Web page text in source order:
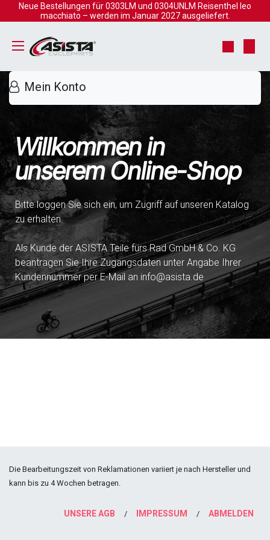
Zum Inhalt springen
Neue Bestellungen für 0303LM und 0304UNLM Reisenthel leo
macchiato – werden im Januar 2027 ausgeliefert.
Willkommen in
unserem Online-Shop
Bitte loggen Sie sich ein, um Zugriff auf unseren Katalog
zu erhalten.
Als Kunde der ASISTA Teile fürs Rad GmbH & Co. KG
beantragen Sie Ihre Zugangsdaten unter Angabe Ihrer
Kundennummer per E-Mail an info@asista.de
Mein Konto
Die Bearbeitungszeit von Reklamationen variiert je nach Hersteller und
kann bis zu 4 Wochen betragen.
UNSERE AGB / IMPRESSUM / ABMELDEN